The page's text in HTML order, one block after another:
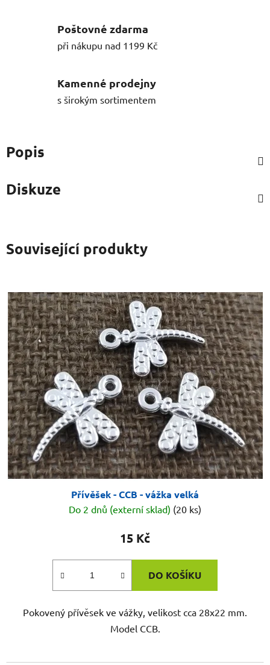
Poštovné zdarma
při nákupu nad 1199 Kč
Kamenné prodejny
s širokým sortimentem
Popis
Diskuze
Související produkty
Přívěšek - CCB - vážka velká
Do 2 dnů (externí sklad) (20 ks)
15 Kč
DO KOŠÍKU
Pokovený přívěsek ve vážky, velikost cca 28x22 mm.
Model CCB.